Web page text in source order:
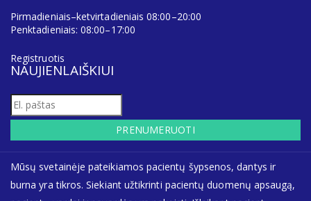
Pirmadieniais–ketvirtadieniais 08:00–20:00
Penktadieniais: 08:00–17:00
Registruotis
NAUJIENLAIŠKIUI
PRENUMERUOTI
Mūsų svetainėje pateikiamos pacientų šypsenos, dantys ir
burna yra tikros. Siekiant užtikrinti pacientų duomenų apsaugą,